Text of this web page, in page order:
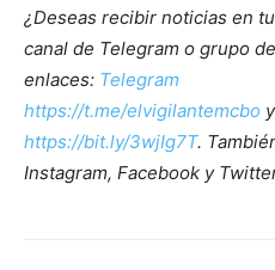
¿Deseas recibir noticias en
canal de Telegram o grupo
enlaces: Telegram
https://t.me/elvigilantemcbo y
https://bit.ly/3wjIg7T.
Instagram, Facebook y